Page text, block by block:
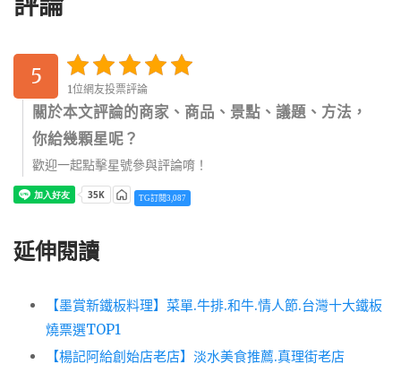
5
1位網友投票評論
關於本文評論的商家、商品、景點、議題、方法，
你給幾顆星呢？
歡迎一起點擊星號參與評論唷！
TG訂閱3,087
延伸閱讀
【墨賞新鐵板料理】菜單.牛排.和牛.情人節.台灣十大鐵板
燒票選TOP1
【楊記阿給創始店老店】淡水美食推薦.真理街老店